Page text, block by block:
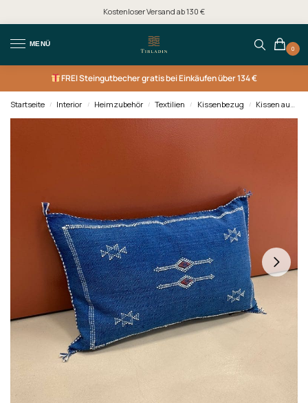
Kostenloser Versand ab 130 €
MENÜ
0
FREISteingutbecher gratis bei Einkäufen über 134 €
Startseite / Interior / Heimzubehör / Textilien / Kissenbezug / Kissen aus Kaktusseide